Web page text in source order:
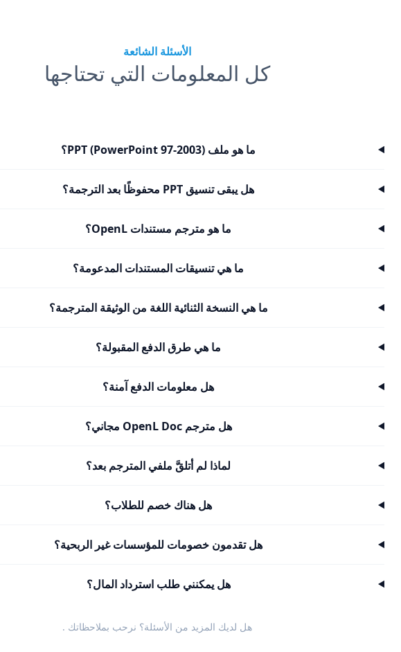
الأسئلة الشائعة
كل المعلومات التي تحتاجها
ما هو ملف PPT (PowerPoint 97-2003)؟
هل يبقى تنسيق PPT محفوظًا بعد الترجمة؟
ما هو مترجم مستندات OpenL؟
ما هي تنسيقات المستندات المدعومة؟
ما هي النسخة الثنائية اللغة من الوثيقة المترجمة؟
ما هي طرق الدفع المقبولة؟
هل معلومات الدفع آمنة؟
هل مترجم OpenL Doc مجاني؟
لماذا لم أتلقَّ ملفي المترجم بعد؟
هل هناك خصم للطلاب؟
هل تقدمون خصومات للمؤسسات غير الربحية؟
هل يمكنني طلب استرداد المال؟
هل لديك المزيد من الأسئلة؟ نرحب بملاحظاتك .